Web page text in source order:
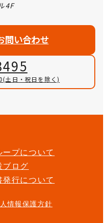
4F
問い合わせ
(土日・祝日を除く)
プについて
ブログ
行について
情報保護方針